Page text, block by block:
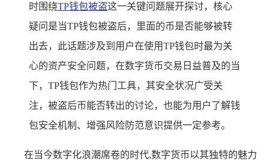
时围绕TP钱包被盗这一关键问题展开探讨，核心
疑问是当TP钱包被盗后，里面的币是否能够被转
出去，此话题涉及到用户在使用TP钱包时最为关
心的资产安全问题，在数字货币交易日益普及的当
下，TP钱包作为热门工具，其安全状况广受关
注，被盗后币能否转出的讨论，也能为用户了解钱
包安全机制、增强风险防范意识提供一定参考。
在当今数字化浪潮席卷的时代,数字货币以其独特的魅力